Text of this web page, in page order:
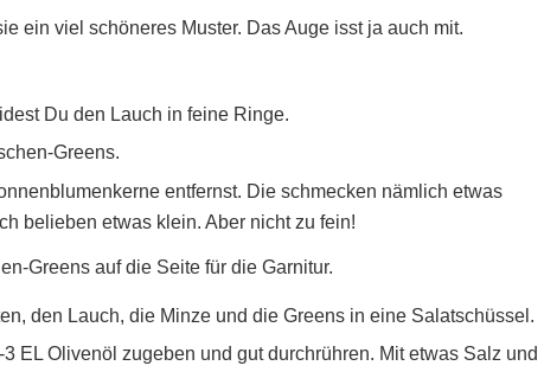
ein viel schöneres Muster. Das Auge isst ja auch mit.
Du den Lauch in feine Ringe.
Greens.
entfernst. Die schmecken nämlich etwas
belieben etwas klein. Aber nicht zu fein!
Greens auf die Seite für die Garnitur.
den Lauch, die Minze und die Greens in eine Salatschüssel.
EL Olivenöl zugeben und gut durchrühren. Mit etwas Salz und